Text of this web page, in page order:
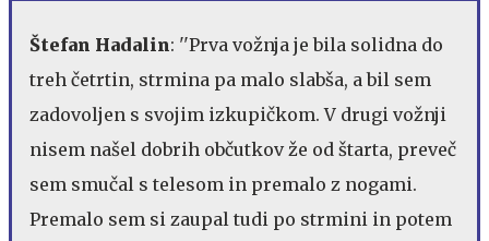
Štefan Hadalin: ''Prva vožnja je bila solidna do
treh četrtin, strmina pa malo slabša, a bil sem
zadovoljen s svojim izkupičkom. V drugi vožnji
nisem našel dobrih občutkov že od štarta, preveč
sem smučal s telesom in premalo z nogami.
Premalo sem si zaupal tudi po strmini in potem